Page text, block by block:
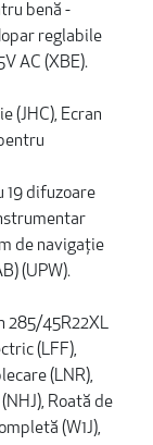
benă -
reglabile
AC (XBE).
(JHC), Ecran
19 difuzoare
de navigație
(UPW).
285/45R22XL
(LFF),
(LNR),
Roată de
(W1J),